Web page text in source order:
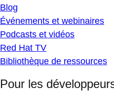
Blog
Événements et webinaires
Podcasts et vidéos
Red Hat TV
Bibliothèque de ressources
Pour les